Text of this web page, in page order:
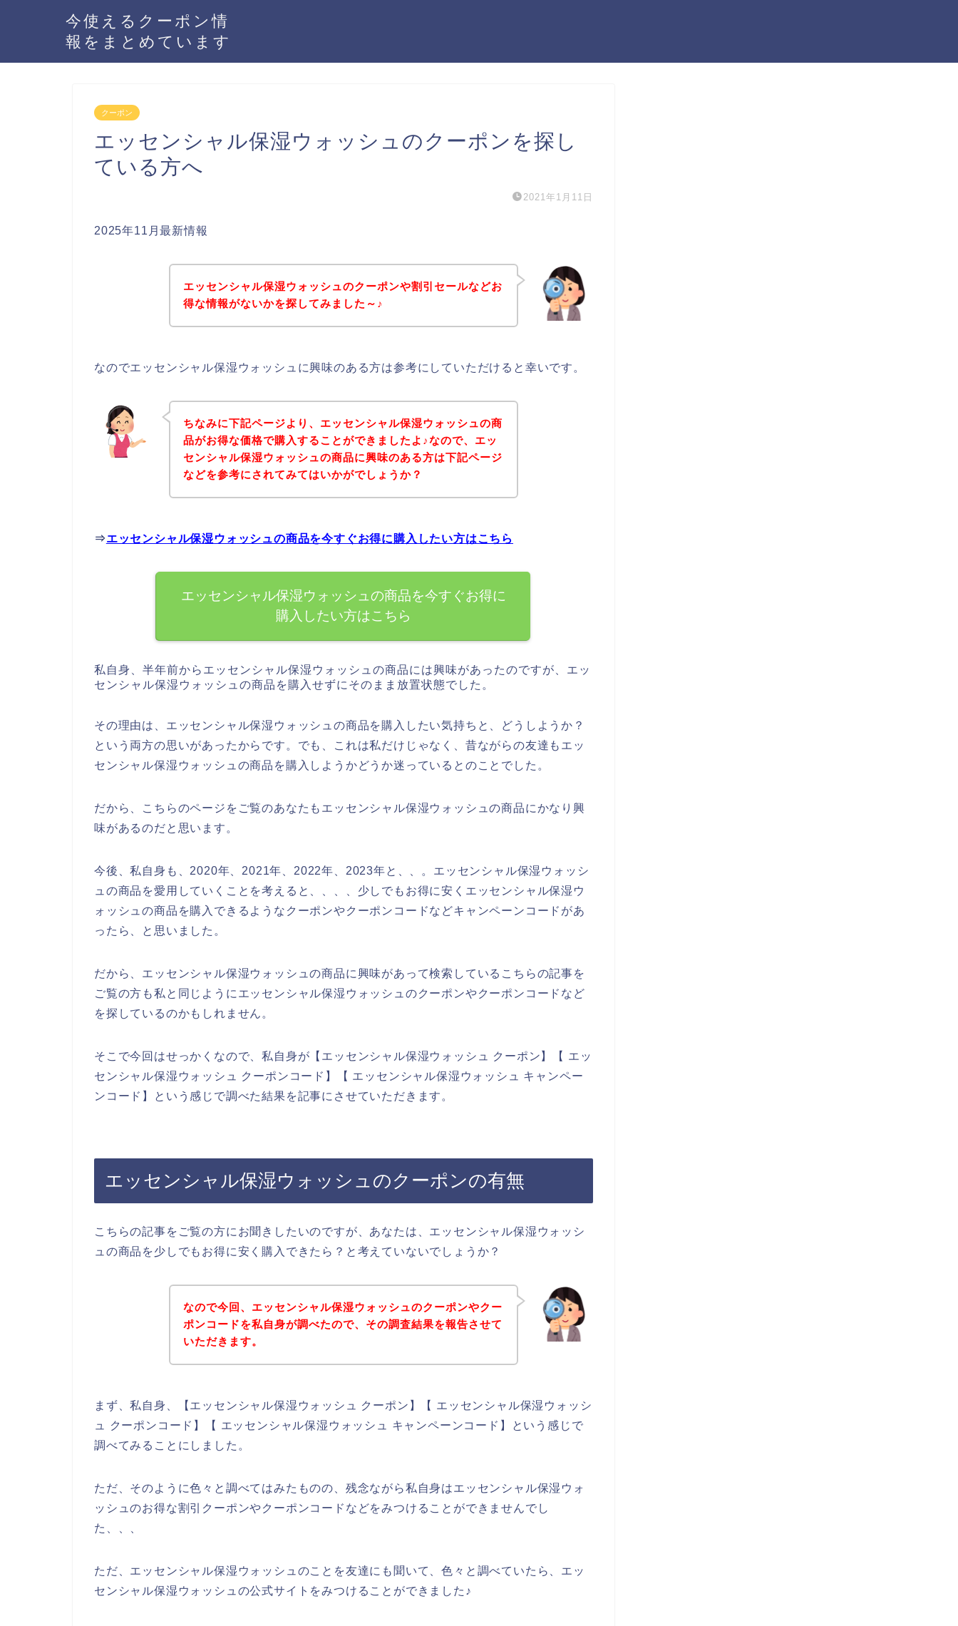
今使えるクーポン情
報をまとめています
クーポン
エッセンシャル保湿ウォッシュのクーポンを探し
ている方へ
2021年1月11日
2025年11月最新情報
エッセンシャル保湿ウォッシュのクーポンや割引セールなどお
得な情報がないかを探してみました～♪
なのでエッセンシャル保湿ウォッシュに興味のある方は参考にしていただけると幸いです。
ちなみに下記ページより、エッセンシャル保湿ウォッシュの商
品がお得な価格で購入することができましたよ♪なので、エッ
センシャル保湿ウォッシュの商品に興味のある方は下記ページ
などを参考にされてみてはいかがでしょうか？
⇒エッセンシャル保湿ウォッシュの商品を今すぐお得に購入したい方はこちら
エッセンシャル保湿ウォッシュの商品を今すぐお得に
購入したい方はこちら
私自身、半年前からエッセンシャル保湿ウォッシュの商品には興味があったのですが、エッ
センシャル保湿ウォッシュの商品を購入せずにそのまま放置状態でした。
その理由は、エッセンシャル保湿ウォッシュの商品を購入したい気持ちと、どうしようか？
という両方の思いがあったからです。でも、これは私だけじゃなく、昔ながらの友達もエッ
センシャル保湿ウォッシュの商品を購入しようかどうか迷っているとのことでした。
だから、こちらのページをご覧のあなたもエッセンシャル保湿ウォッシュの商品にかなり興
味があるのだと思います。
今後、私自身も、2020年、2021年、2022年、2023年と、、。エッセンシャル保湿ウォッシ
ュの商品を愛用していくことを考えると、、、、少しでもお得に安くエッセンシャル保湿ウ
ォッシュの商品を購入できるようなクーポンやクーポンコードなどキャンペーンコードがあ
ったら、と思いました。
だから、エッセンシャル保湿ウォッシュの商品に興味があって検索しているこちらの記事を
ご覧の方も私と同じようにエッセンシャル保湿ウォッシュのクーポンやクーポンコードなど
を探しているのかもしれません。
そこで今回はせっかくなので、私自身が【エッセンシャル保湿ウォッシュ クーポン】【 エッ
センシャル保湿ウォッシュ クーポンコード】【 エッセンシャル保湿ウォッシュ キャンペー
ンコード】という感じで調べた結果を記事にさせていただきます。
エッセンシャル保湿ウォッシュのクーポンの有無
こちらの記事をご覧の方にお聞きしたいのですが、あなたは、エッセンシャル保湿ウォッシ
ュの商品を少しでもお得に安く購入できたら？と考えていないでしょうか？
なので今回、エッセンシャル保湿ウォッシュのクーポンやクー
ポンコードを私自身が調べたので、その調査結果を報告させて
いただきます。
まず、私自身、【エッセンシャル保湿ウォッシュ クーポン】【 エッセンシャル保湿ウォッシ
ュ クーポンコード】【 エッセンシャル保湿ウォッシュ キャンペーンコード】という感じで
調べてみることにしました。
ただ、そのように色々と調べてはみたものの、残念ながら私自身はエッセンシャル保湿ウォ
ッシュのお得な割引クーポンやクーポンコードなどをみつけることができませんでし
た、、、
ただ、エッセンシャル保湿ウォッシュのことを友達にも聞いて、色々と調べていたら、エッ
センシャル保湿ウォッシュの公式サイトをみつけることができました♪